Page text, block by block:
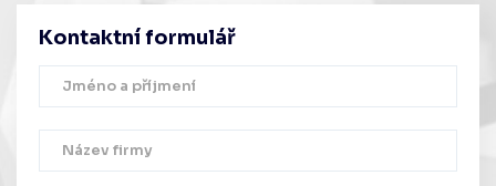
Kontaktní formulář